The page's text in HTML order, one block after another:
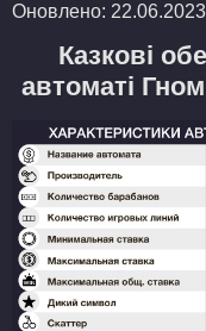
Оновлено: 22.06.2023
Казкові
автоматі